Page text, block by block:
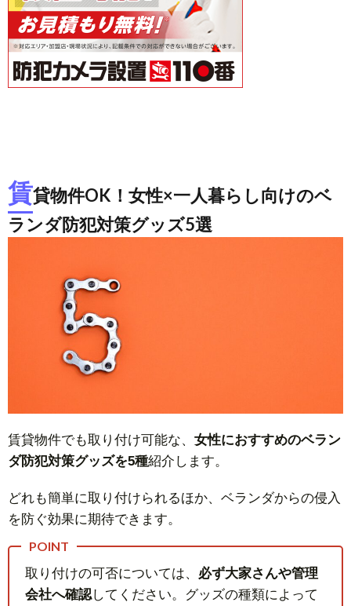
賃貸物件OK！女性×一人暮らし向けのベ
ランダ防犯対策グッズ5選
賃貸物件でも取り付け可能な、 女性におすすめのベラン
ダ防犯対策グッズを5種紹介します。
どれも簡単に取り付けられるほか、ベランダからの侵入
を防ぐ効果に期待できます。
取り付けの可否については、 必ず大家さんや管理
会社へ確認してください。グッズの種類によって